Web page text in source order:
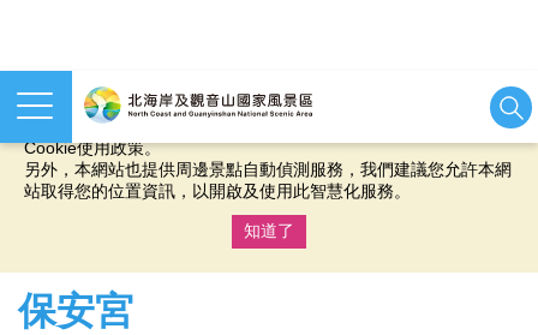
本網站使用cookies等相關技術以持續優化網站服務，並有助於為
您提供更佳的體驗，當您繼續使用本網站即表示您同意我們的
Cookie使用政策。
另外，本網站也提供周邊景點自動偵測服務，我們建議您允許本網
站取得您的位置資訊，以開啟及使用此智慧化服務。
知道了
保安宮